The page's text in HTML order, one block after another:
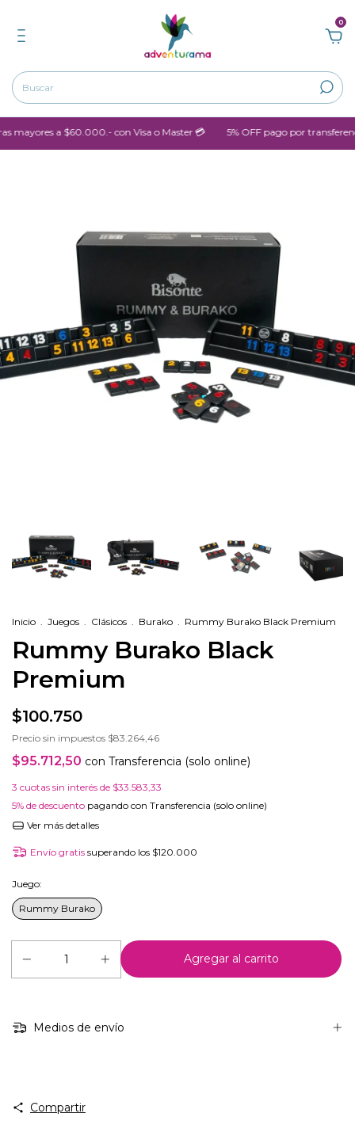
0
mayores a $60.000.- con Visa o Master 💳 5% OFF pago por
Inicio . Juegos . Clásicos . Burako . Rummy Burako Black Premium
Rummy Burako Black
Premium
$100.750
Precio sin impuestos $83.264,46
$95.712,50 con Transferencia (solo online)
3 cuotas sin interés de $33.583,33
5% de descuento pagando con Transferencia (solo online)
Ver más detalles
Envío gratis superando los $120.000
Juego:
Rummy Burako
Medios de envío
Compartir